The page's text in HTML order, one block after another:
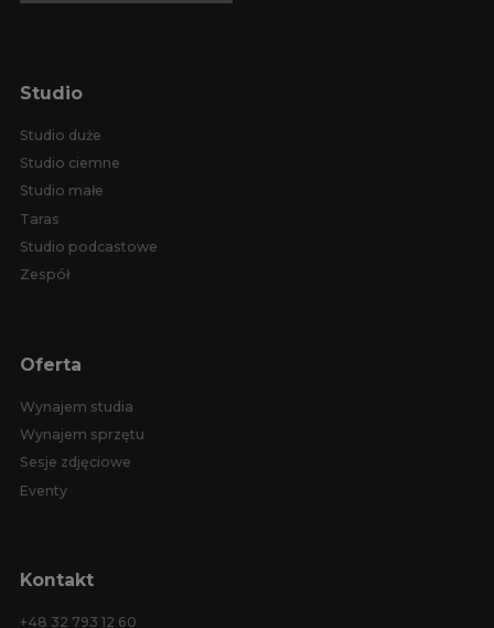
Studio
Studio duże
Studio ciemne
Studio małe
Taras
Studio podcastowe
Zespół
Oferta
Wynajem studia
Wynajem sprzętu
Sesje zdjęciowe
Eventy
Kontakt
+48 32 793 12 60